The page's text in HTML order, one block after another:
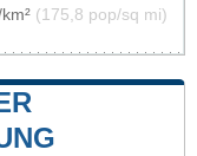
(175,8 pop/sq mi)